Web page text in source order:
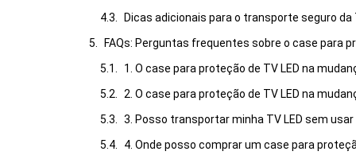
Dicas adicionais para o transporte seguro da
FAQs: Perguntas frequentes sobre o case para
1. O case para proteção de TV LED na
2. O case para proteção de TV LED na
3. Posso transportar minha TV LED sem
4. Onde posso comprar um case para